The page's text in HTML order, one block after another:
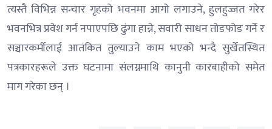
त्यस्तै विभिन्न सन्चार गृहको भवनमा आगो लगाउने, हुलहुज्जत गरेर
भवनभित्र प्रवेश गर्न नपाएपछि ढुंगा हान्ने, सवारी साधन तोडफोड गर्ने र
सञ्चारकर्मीलाई आतंकित तुल्याउने काम भएको भन्दै सुर्खेतस्थित
पत्रकारहरूले उक्त घटनामा संलग्नमाथि कानुनी कारबाहीको समेत
माग गरेका छन् ।